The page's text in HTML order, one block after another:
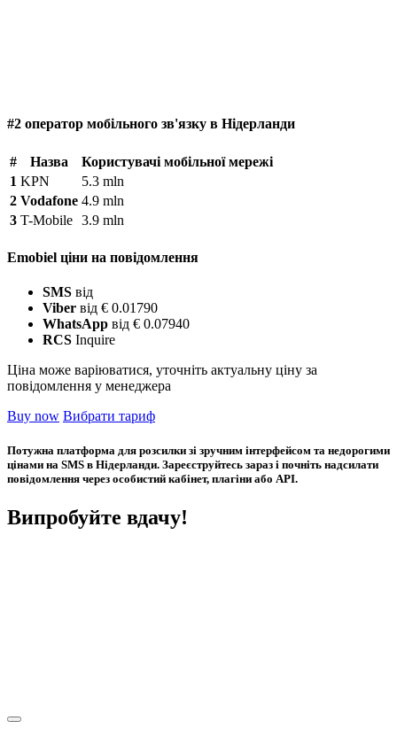
#2 оператор мобільного зв'язку в Нідерланди
# Назва
Користувачі мобільної мережі
1 KPN
5.3 mln
2 Vodafone 4.9 mln
3 T-Mobile 3.9 mln
Emobiel ціни на повідомлення
SMS від
Viber від € 0.01790
WhatsApp від € 0.07940
RCS Inquire
Ціна може варіюватися, уточніть актуальну ціну за
повідомлення у менеджера
Buy now Вибрати тариф
Потужна платформа для розсилки зі зручним інтерфейсом та недорогими
цінами на SMS в Нідерланди. Зареєструйтесь зараз і почніть надсилати
повідомлення через особистий кабінет, плагіни або API.
Випробуйте вдачу!